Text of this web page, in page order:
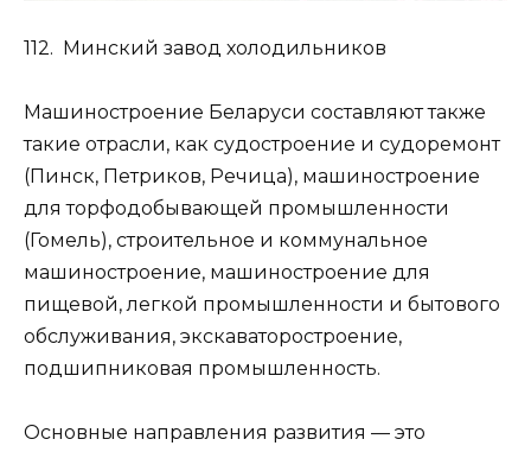
112. Минский завод холодильников
Машиностроение Беларуси составляют также
такие отрасли, как судостроение и судоремонт
(Пинск, Петриков, Речица), машиностроение
для торфодобывающей промышленности
(Гомель), строительное и коммунальное
машиностроение, машиностроение для
пищевой, легкой промышленности и бытового
обслуживания, экскаваторостроение,
подшипниковая промышленность.
Основные направления развития — это